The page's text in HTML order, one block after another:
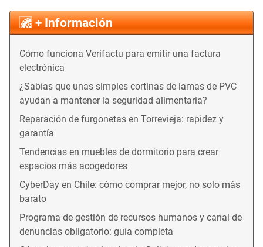
+ Información
Cómo funciona Verifactu para emitir una factura
electrónica
¿Sabías que unas simples cortinas de lamas de PVC
ayudan a mantener la seguridad alimentaria?
Reparación de furgonetas en Torrevieja: rapidez y
garantía
Tendencias en muebles de dormitorio para crear
espacios más acogedores
CyberDay en Chile: cómo comprar mejor, no solo más
barato
Programa de gestión de recursos humanos y canal de
denuncias obligatorio: guía completa